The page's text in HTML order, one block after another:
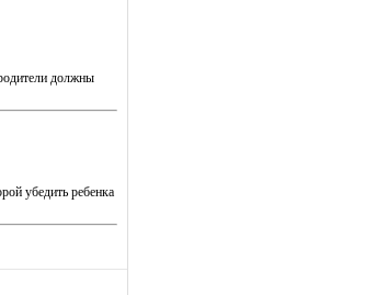
должны
убедить ребенка